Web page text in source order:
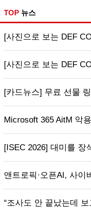
TOP 뉴스
[사진으로 보는 DEF
[사진으로 보는 DEF
[카드뉴스] 무료 선물
Microsoft 365 AitM 악
[ISEC 2026] 대미를 장
앤트로픽·오픈AI, 사이
“조사도 안 끝났는데